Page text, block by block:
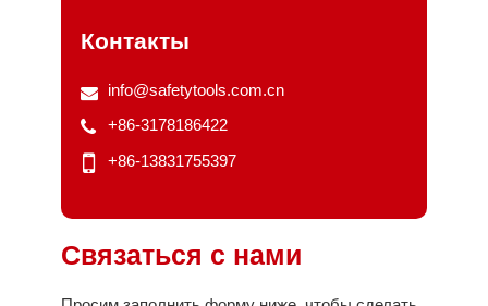
Контакты
info@safetytools.com.cn
+86-3178186422
+86-13831755397
Связаться с нами